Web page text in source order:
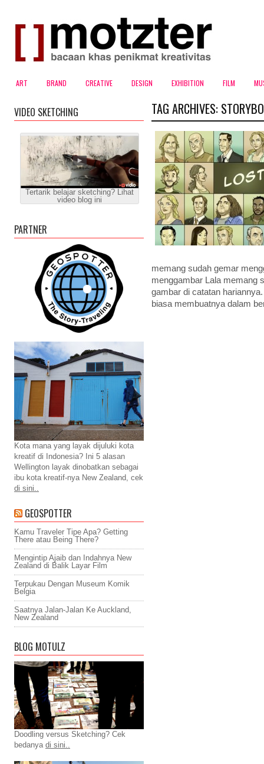
ART BRAND CREATIVE DESIGN EXHIBITION FILM
TAG ARCHIVES:
memang sudah gemar
menggambar Lala memang
gambar di catatan
biasa membuatnya dalam
VIDEO SKETCHING
Tertarik belajar sketching? Lihat
video blog ini
PARTNER
Kota mana yang layak dijuluki kota
kreatif di Indonesia? Ini 5 alasan
Wellington layak dinobatkan sebagai
ibu kota kreatif-nya New Zealand, cek
di sini..
GEOSPOTTER
Kamu Traveler Tipe Apa? Getting
There atau Being There?
Mengintip Ajaib dan Indahnya New
Zealand di Balik Layar Film
Terpukau Dengan Museum Komik
Belgia
Saatnya Jalan-Jalan Ke Auckland,
New Zealand
BLOG MOTULZ
Doodling versus Sketching? Cek
bedanya di sini..